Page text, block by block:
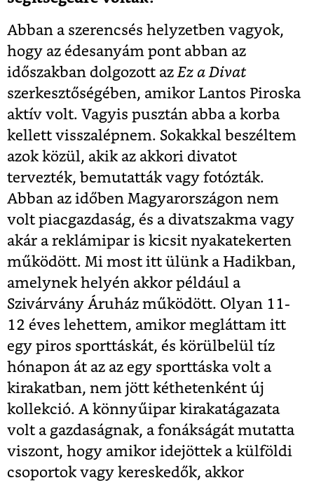
Abban a szerencsés helyzetben vagyok,
hogy az édesanyám pont abban az
időszakban dolgozott az Ez a Divat
szerkesztőségében, amikor Lantos Piroska
aktív volt. Vagyis pusztán abba a korba
kellett visszalépnem. Sokakkal beszéltem
azok közül, akik az akkori divatot
tervezték, bemutatták vagy fotózták.
Abban az időben Magyarországon nem
volt piacgazdaság, és a divatszakma vagy
akár a reklámipar is kicsit nyakatekerten
működött. Mi most itt ülünk a Hadikban,
amelynek helyén akkor például a
Szivárvány Áruház működött. Olyan 11-
12 éves lehettem, amikor megláttam itt
egy piros sporttáskát, és körülbelül tíz
hónapon át az az egy sporttáska volt a
kirakatban, nem jött kéthetenként új
kollekció. A könnyűipar kirakatágazata
volt a gazdaságnak, a fonákságát mutatta
viszont, hogy amikor idejöttek a külföldi
csoportok vagy kereskedők, akkor